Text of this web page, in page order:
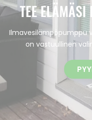
TEE
Ilmavesilämpöpumppu
on vastuullinen